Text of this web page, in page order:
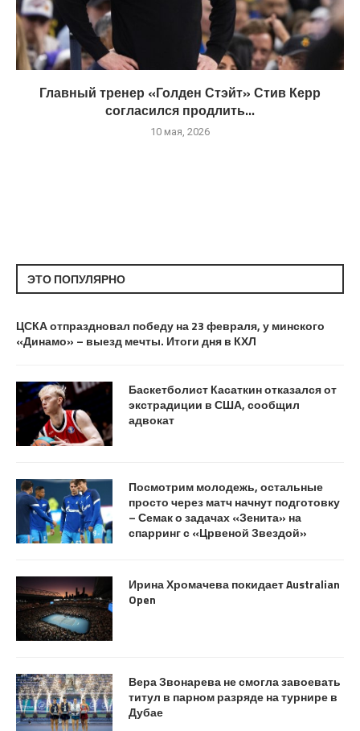
Главный тренер «Голден Стэйт» Стив Керр
согласился продлить...
10 мая, 2026
ЭТО ПОПУЛЯРНО
ЦСКА отпраздновал победу на 23 февраля, у минского
«Динамо» – выезд мечты. Итоги дня в КХЛ
Баскетболист Касаткин отказался от
экстрадиции в США, сообщил
адвокат
Посмотрим молодежь, остальные
просто через матч начнут подготовку
– Семак о задачах «Зенита» на
спарринг с «Црвеной Звездой»
Ирина Хромачева покидает Australian
Open
Вера Звонарева не смогла завоевать
титул в парном разряде на турнире в
Дубае